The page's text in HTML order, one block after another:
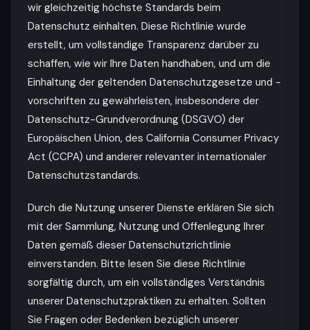
wir gleichzeitig höchste Standards beim
Datenschutz einhalten. Diese Richtlinie wurde
erstellt, um vollständige Transparenz darüber zu
schaffen, wie wir Ihre Daten handhaben, und um die
Einhaltung der geltenden Datenschutzgesetze und -
vorschriften zu gewährleisten, insbesondere der
Datenschutz-Grundverordnung (DSGVO) der
Europäischen Union, des California Consumer Privacy
Act (CCPA) und anderer relevanter internationaler
Datenschutzstandards.
Durch die Nutzung unserer Dienste erklären Sie sich
mit der Sammlung, Nutzung und Offenlegung Ihrer
Daten gemäß dieser Datenschutzrichtlinie
einverstanden. Bitte lesen Sie diese Richtlinie
sorgfältig durch, um ein vollständiges Verständnis
unserer Datenschutzpraktiken zu erhalten. Sollten
Sie Fragen oder Bedenken bezüglich unserer